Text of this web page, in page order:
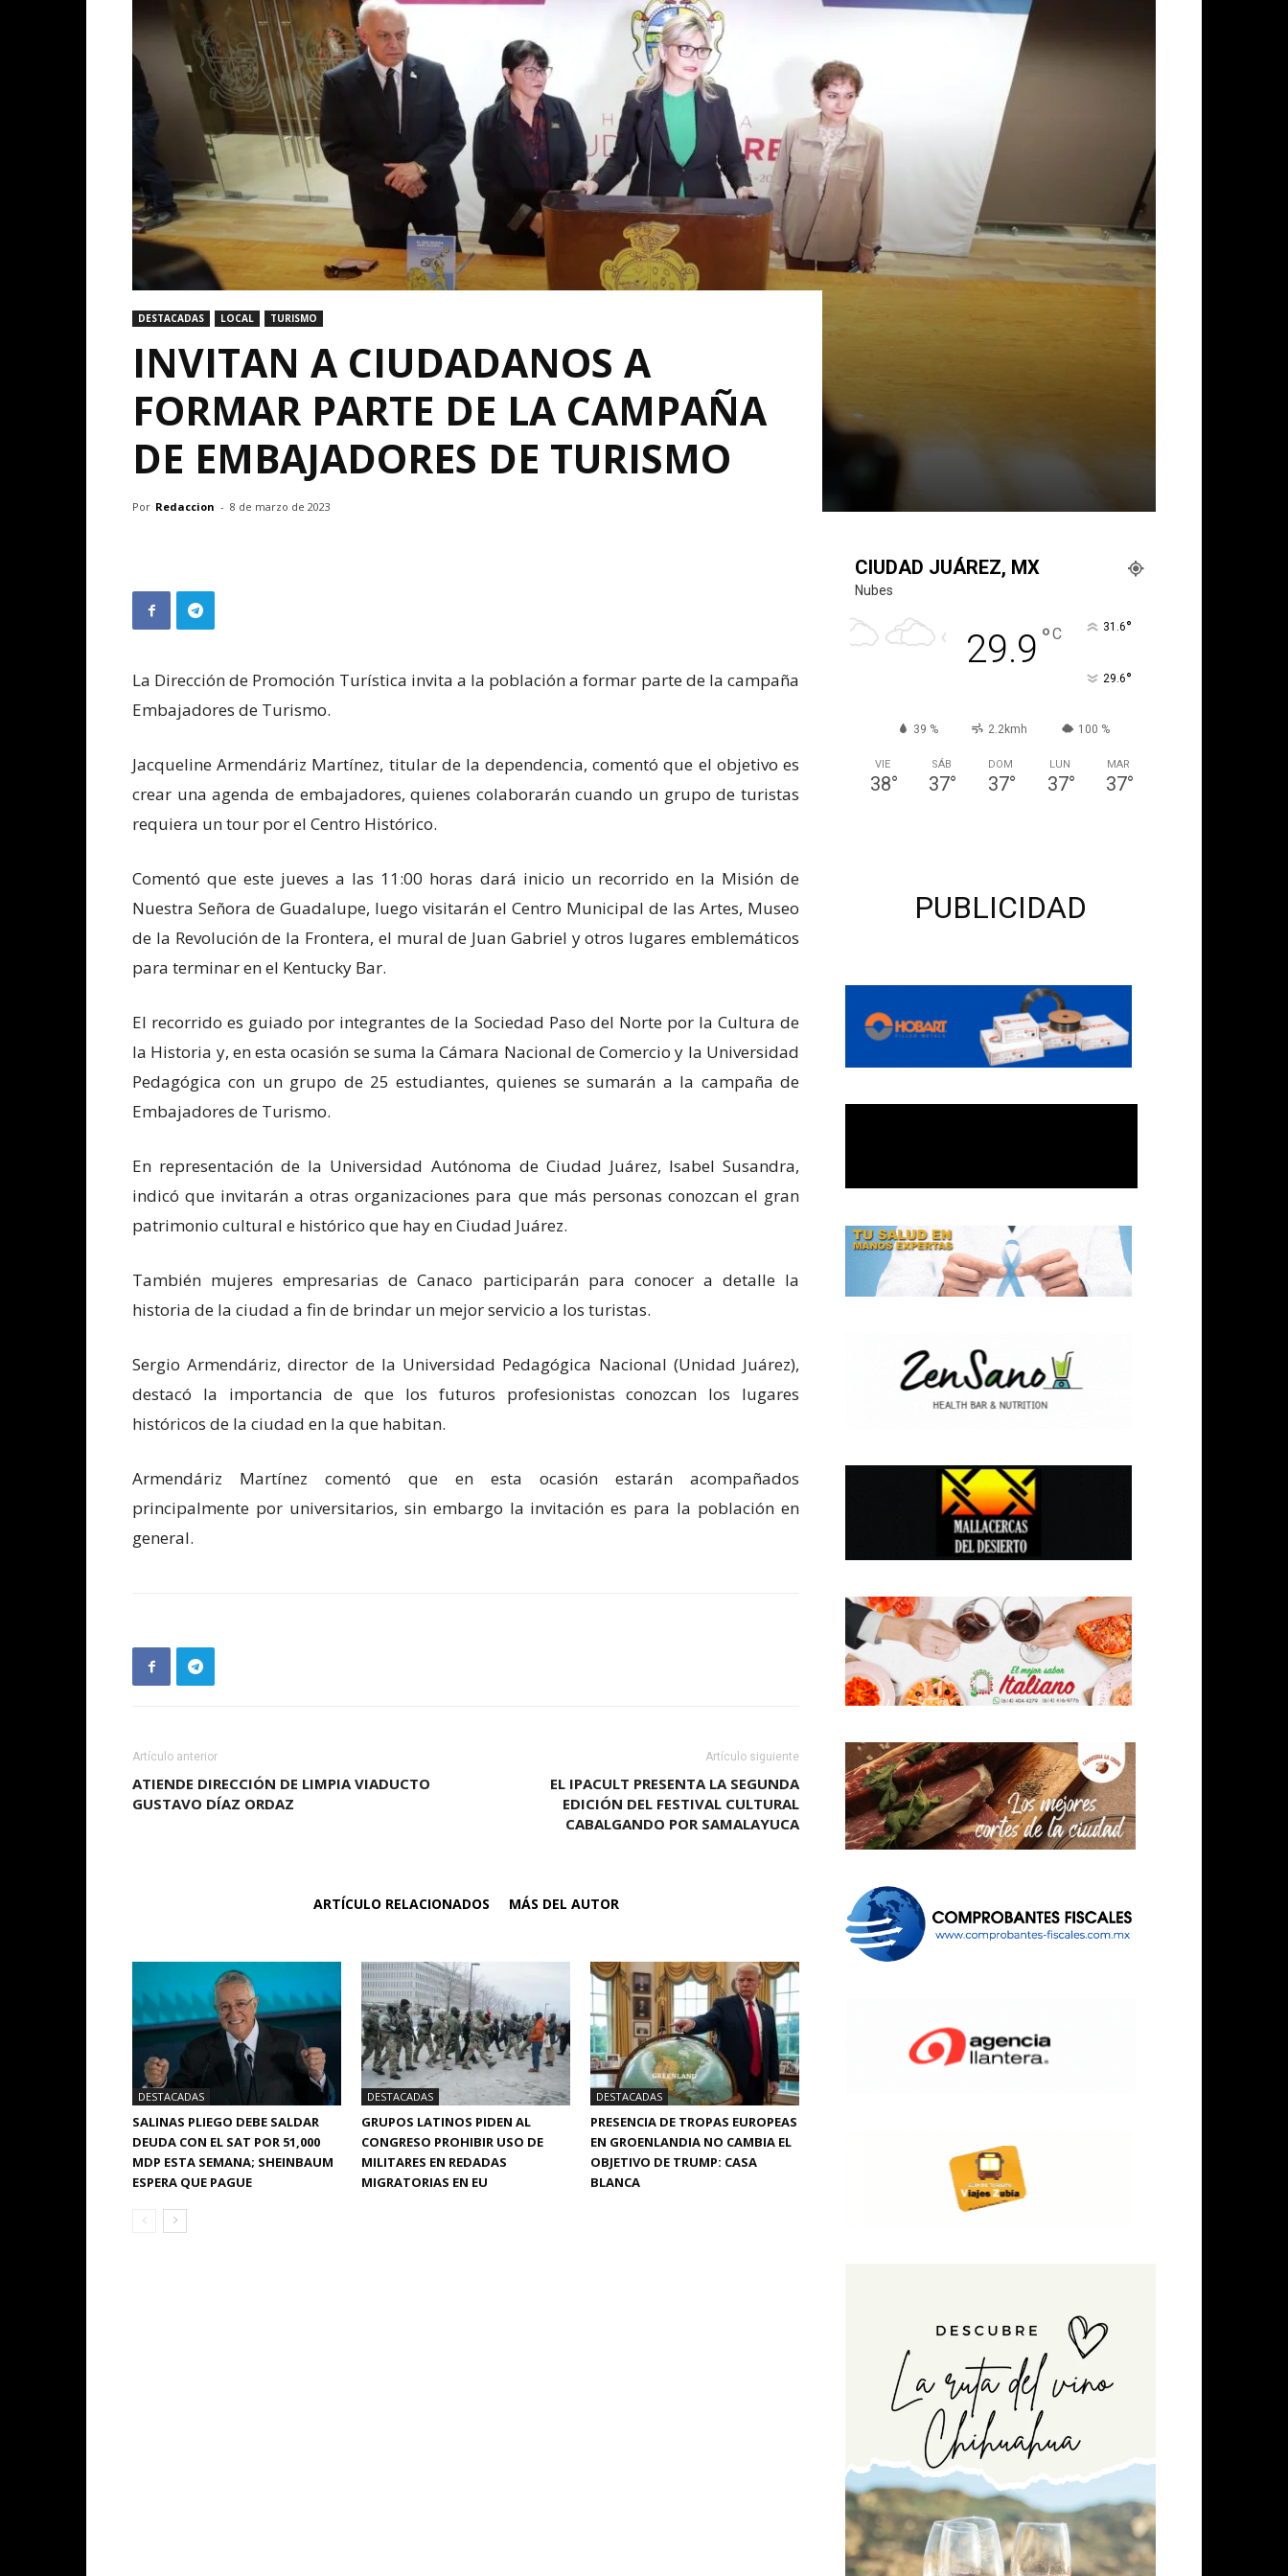
DESTACADAS LOCAL TURISMO
INVITAN A CIUDADANOS A
FORMAR PARTE DE LA CAMPAÑA
DE EMBAJADORES DE TURISMO
Por Redaccion - 8 de marzo de 2023
La Dirección de Promoción Turística invita a la población a formar parte de la campaña
Embajadores de Turismo.
Jacqueline Armendáriz Martínez, titular de la dependencia, comentó que el objetivo es
crear una agenda de embajadores, quienes colaborarán cuando un grupo de turistas
requiera un tour por el Centro Histórico.
Comentó que este jueves a las 11:00 horas dará inicio un recorrido en la Misión de
Nuestra Señora de Guadalupe, luego visitarán el Centro Municipal de las Artes, Museo
de la Revolución de la Frontera, el mural de Juan Gabriel y otros lugares emblemáticos
para terminar en el Kentucky Bar.
El recorrido es guiado por integrantes de la Sociedad Paso del Norte por la Cultura de
la Historia y, en esta ocasión se suma la Cámara Nacional de Comercio y la Universidad
Pedagógica con un grupo de 25 estudiantes, quienes se sumarán a la campaña de
Embajadores de Turismo.
En representación de la Universidad Autónoma de Ciudad Juárez, Isabel Susandra,
indicó que invitarán a otras organizaciones para que más personas conozcan el gran
patrimonio cultural e histórico que hay en Ciudad Juárez.
También mujeres empresarias de Canaco participarán para conocer a detalle la
historia de la ciudad a fin de brindar un mejor servicio a los turistas.
Sergio Armendáriz, director de la Universidad Pedagógica Nacional (Unidad Juárez),
destacó la importancia de que los futuros profesionistas conozcan los lugares
históricos de la ciudad en la que habitan.
Armendáriz Martínez comentó que en esta ocasión estarán acompañados
principalmente por universitarios, sin embargo la invitación es para la población en
general.
Artículo anterior
ATIENDE DIRECCIÓN DE LIMPIA VIADUCTO
GUSTAVO DÍAZ ORDAZ
Artículo siguiente
EL IPACULT PRESENTA LA SEGUNDA
EDICIÓN DEL FESTIVAL CULTURAL
CABALGANDO POR SAMALAYUCA
ARTÍCULO RELACIONADOS MÁS DEL AUTOR
DESTACADAS
SALINAS PLIEGO DEBE SALDAR
DEUDA CON EL SAT POR 51,000
MDP ESTA SEMANA; SHEINBAUM
ESPERA QUE PAGUE
DESTACADAS
GRUPOS LATINOS PIDEN AL
CONGRESO PROHIBIR USO DE
MILITARES EN REDADAS
MIGRATORIAS EN EU
DESTACADAS
PRESENCIA DE TROPAS EUROPEAS
EN GROENLANDIA NO CAMBIA EL
OBJETIVO DE TRUMP: CASA
BLANCA
CIUDAD JUÁREZ, MX
Nubes
29.9 °C 31.6°
29.6°
39 % 2.2kmh 100 %
VIE
38°
SÁB
37°
DOM
37°
LUN
37°
MAR
37°
PUBLICIDAD